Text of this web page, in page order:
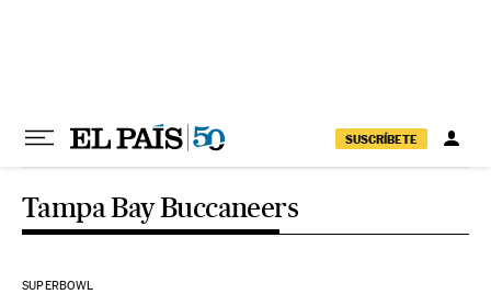
SUSCRÍBETE
Tampa Bay Buccaneers
SUPERBOWL